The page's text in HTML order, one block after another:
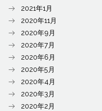
2021年1月
2020年11月
2020年9月
2020年7月
2020年6月
2020年5月
2020年4月
2020年3月
2020年2月